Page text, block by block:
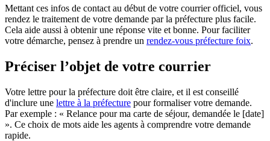
Mettant ces infos de contact au début de votre courrier officiel, vous
rendez le traitement de votre demande par la préfecture plus facile.
Cela aide aussi à obtenir une réponse vite et bonne. Pour faciliter
votre démarche, pensez à prendre un rendez-vous préfecture foix.
Préciser l’objet de votre courrier
Votre lettre pour la préfecture doit être claire, et il est conseillé
d'inclure une lettre à la préfecture pour formaliser votre demande.
Par exemple : « Relance pour ma carte de séjour, demandée le [date]
». Ce choix de mots aide les agents à comprendre votre demande
rapide.